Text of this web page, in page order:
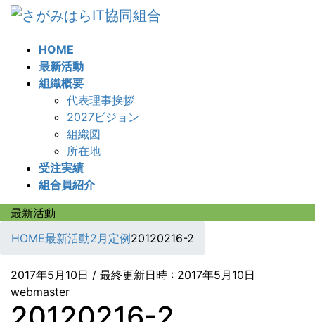
HOME
最新活動
組織概要
代表理事挨拶
2027ビジョン
組織図
所在地
受注実績
組合員紹介
最新活動
HOME最新活動2月定例20120216-2
2017年5月10日 / 最終更新日時 : 2017年5月10日
webmaster